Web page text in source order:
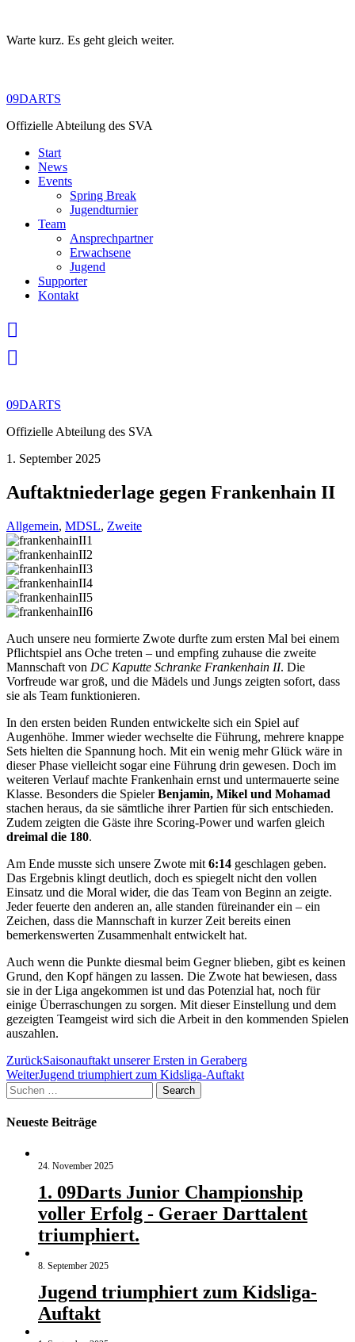
Warte kurz. Es geht gleich weiter.
content
09DARTS
Offizielle Abteilung des SVA
Start
News
Events
Spring Break
Jugendturnier
Team
Ansprechpartner
Erwachsene
Jugend
Supporter
Kontakt
09DARTS
Offizielle Abteilung des SVA
1. September 2025
Auftaktniederlage gegen Frankenhain II
Allgemein, MDSL, Zweite
Auch unsere neu formierte Zwote durfte zum ersten Mal bei einem
Pflichtspiel ans Oche treten – und empfing zuhause die zweite
Mannschaft von DC Kaputte Schranke Frankenhain II. Die
Vorfreude war groß, und die Mädels und Jungs zeigten sofort, dass
sie als Team funktionieren.
In den ersten beiden Runden entwickelte sich ein Spiel auf
Augenhöhe. Immer wieder wechselte die Führung, mehrere knappe
Sets hielten die Spannung hoch. Mit ein wenig mehr Glück wäre in
dieser Phase vielleicht sogar eine Führung drin gewesen. Doch im
weiteren Verlauf machte Frankenhain ernst und untermauerte seine
Klasse. Besonders die SpielerBenjamin, Mikel und Mohamad
stachen heraus, da sie sämtliche ihrer Partien für sich entschieden.
Zudem zeigten die Gäste ihre Scoring-Power und warfen gleich
dreimal die 180.
Am Ende musste sich unsere Zwote mit 6:14 geschlagen geben.
Das Ergebnis klingt deutlich, doch es spiegelt nicht den vollen
Einsatz und die Moral wider, die das Team von Beginn an zeigte.
Jeder feuerte den anderen an, alle standen füreinander ein – ein
Zeichen, dass die Mannschaft in kurzer Zeit bereits einen
bemerkenswerten Zusammenhalt entwickelt hat.
Auch wenn die Punkte diesmal beim Gegner blieben, gibt es keinen
Grund, den Kopf hängen zu lassen. Die Zwote hat bewiesen, dass
sie in der Liga angekommen ist und das Potenzial hat, noch für
einige Überraschungen zu sorgen. Mit dieser Einstellung und dem
gezeigten Teamgeist wird sich die Arbeit in den kommenden Spielen
auszahlen.
Beitragsnavigation
ZurückSaisonauftakt unserer Ersten in Geraberg
WeiterJugend triumphiert zum Kidsliga-Auftakt
Suchen
nach:
Search
Neueste Beiträge
24. November 2025
1. 09Darts Junior Championship
voller Erfolg - Geraer Darttalent
triumphiert.
8. September 2025
Jugend triumphiert zum Kidsliga-
Auftakt